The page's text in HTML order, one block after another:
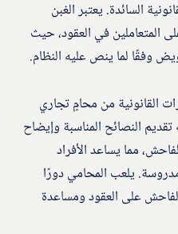
السائدة. يعتبر الغبن
المتعاملين في العقود، حيث
وفقًا لما ينص عليه النظام.
القانونية من محامٍ تجاري
النصائح المناسبة وإيضاح
مما يساعد الأفراد
يلعب المحامي دورًا
على العقود ومساعدة